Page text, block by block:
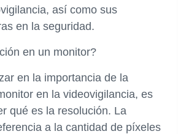
así como sus
en la seguridad.
en un monitor?
en la importancia de la
en la videovigilancia, es
qué es la resolución. La
a la cantidad de píxeles